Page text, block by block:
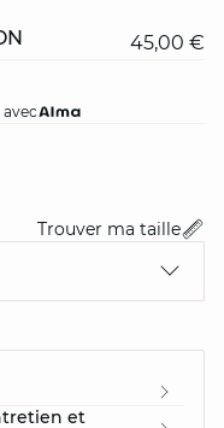
45,00 €
Trouver ma taille
et